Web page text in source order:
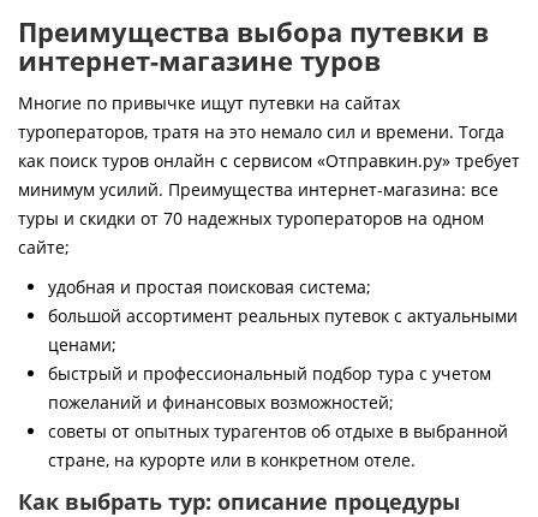
Преимущества выбора путевки в
интернет-магазине туров
Многие по привычке ищут путевки на сайтах
туроператоров, тратя на это немало сил и времени. Тогда
как поиск туров онлайн с сервисом «Отправкин.ру» требует
минимум усилий. Преимущества интернет-магазина: все
туры и скидки от 70 надежных туроператоров на одном
сайте;
удобная и простая поисковая система;
большой ассортимент реальных путевок с актуальными
ценами;
быстрый и профессиональный подбор тура с учетом
пожеланий и финансовых возможностей;
советы от опытных турагентов об отдыхе в выбранной
стране, на курорте или в конкретном отеле.
Как выбрать тур: описание процедуры